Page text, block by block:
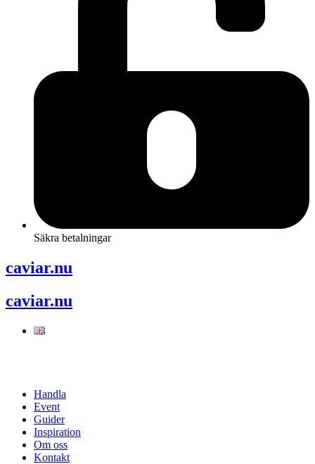
Säkra betalningar
caviar.nu
caviar.nu
Handla
Event
Guider
Inspiration
Om oss
Kontakt